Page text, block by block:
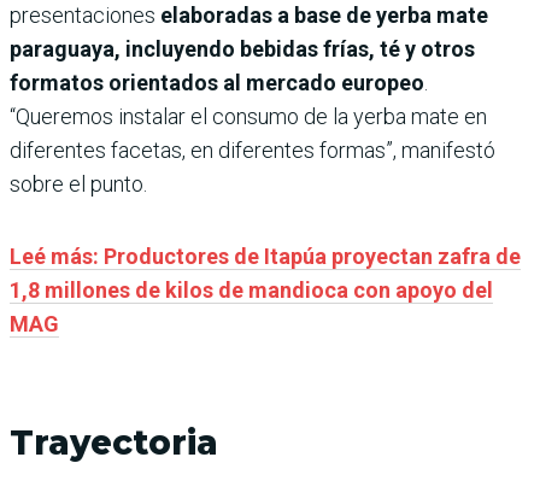
presentaciones elaboradas a base de yerba mate
paraguaya, incluyendo bebidas frías, té y otros
formatos orientados al mercado europeo
“Queremos instalar el consumo de la yerba mate en
diferentes facetas, en diferentes formas”, manifestó
sobre el punto.
Leé más: Productores de Itapúa proyectan zafra de
1,8 millones de kilos de mandioca con apoyo del
MAG
Trayectoria